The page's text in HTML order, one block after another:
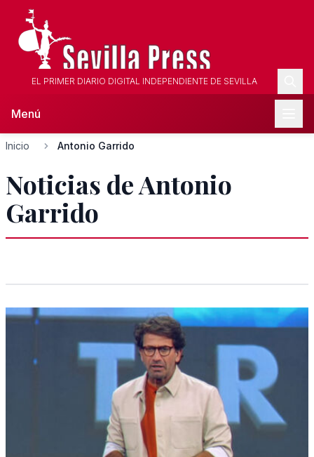
EL PRIMER DIARIO DIGITAL INDEPENDIENTE DE SEVILLA
Menú
Inicio Antonio Garrido
Noticias de Antonio
Garrido